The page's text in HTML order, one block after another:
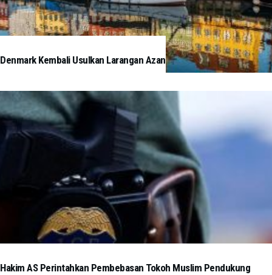
Denmark Kembali Usulkan Larangan Azan
Hakim AS Perintahkan Pembebasan Tokoh Muslim Pendukung